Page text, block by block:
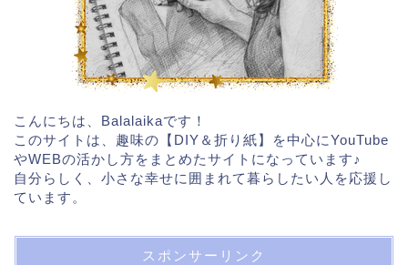
こんにちは、Balalaikaです！
このサイトは、趣味の【DIY＆折り紙】を中心にYouTube
やWEBの活かし方をまとめたサイトになっています♪
自分らしく、小さな幸せに囲まれて暮らしたい人を応援し
ています。
スポンサーリンク